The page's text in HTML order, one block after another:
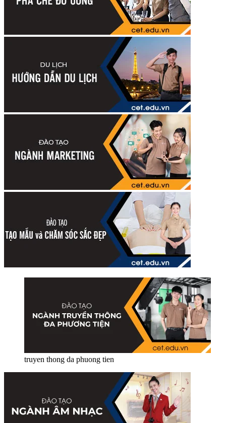
truyen thong da phuong tien